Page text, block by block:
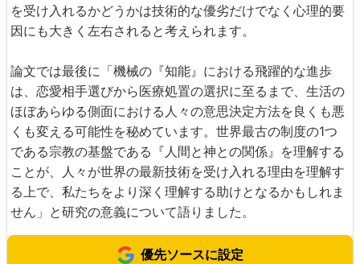
を受け入れるかどうかは技術的な優劣だけでなく心理的要
因にも大きく左右されると考えられます。
論文では最後に「機械の『知能』における飛躍的な進歩
は、恋愛相手選びから医療処置の選択に至るまで、生活の
ほぼあらゆる側面における人々の意思決定方法を良くも悪
くも変える可能性を秘めています。世界最古の制度の1つ
である宗教の基盤である『人間と神との関係』を理解する
ことが、人々が世界の最新技術を受け入れる理由を理解す
る上で、私たちをより深く理解する助けとなるかもしれま
せん」と研究の意義について語りました。
優先ソースに設定